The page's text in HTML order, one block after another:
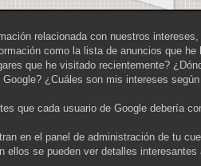
relacionada con nuestros intereses,
como la lista de anuncios que he
que he visitado recientemente?
¿Cuáles son mis intereses
que cada usuario de Google debería
en el panel de administración de tu
ellos se pueden ver detalles interesantes